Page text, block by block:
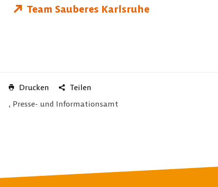
Team Sauberes Karlsruhe
Drucken
Teilen
, Presse- und Informationsamt